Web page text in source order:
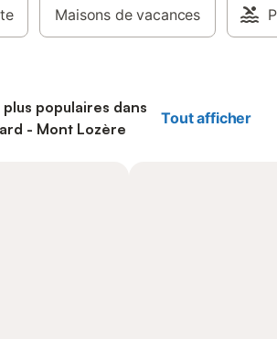
Maisons de vacances
populaires dans
- Mont Lozère
Tout afficher